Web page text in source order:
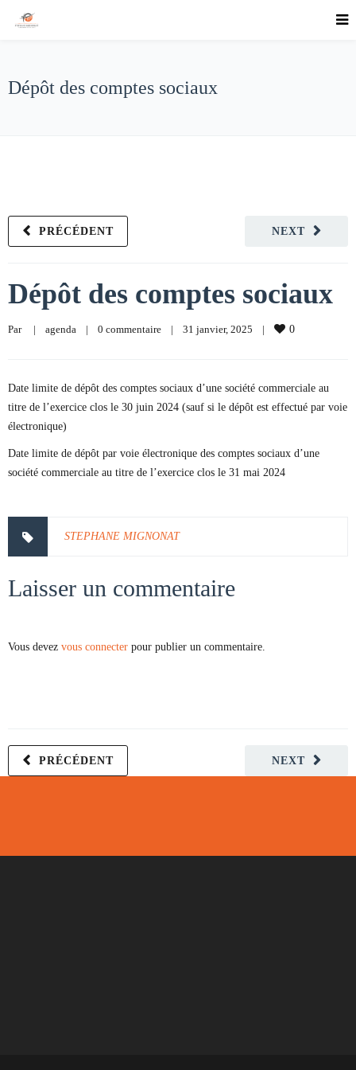
Dépôt des comptes sociaux
NEXT
PRÉCÉDENT
Dépôt des comptes sociaux
Par | agenda | 0 commentaire | 31 janvier, 2025 | 0
Date limite de dépôt des comptes sociaux d’une société commerciale au
titre de l’exercice clos le 30 juin 2024 (sauf si le dépôt est effectué par voie
électronique)
Date limite de dépôt par voie électronique des comptes sociaux d’une
société commerciale au titre de l’exercice clos le 31 mai 2024
STEPHANE MIGNONAT
Laisser un commentaire
Vous devez vous connecter pour publier un commentaire.
NEXT
PRÉCÉDENT